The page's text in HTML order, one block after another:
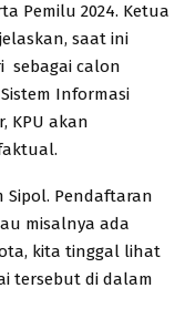
Pemilu 2024. Ketua
saat ini
sebagai calon
Informasi
KPU akan
Pendaftaran
misalnya ada
kita tinggal lihat
tersebut di dalam